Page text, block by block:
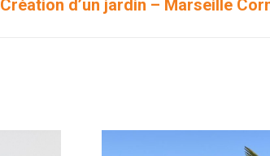
Création d’un jardin – Marseille